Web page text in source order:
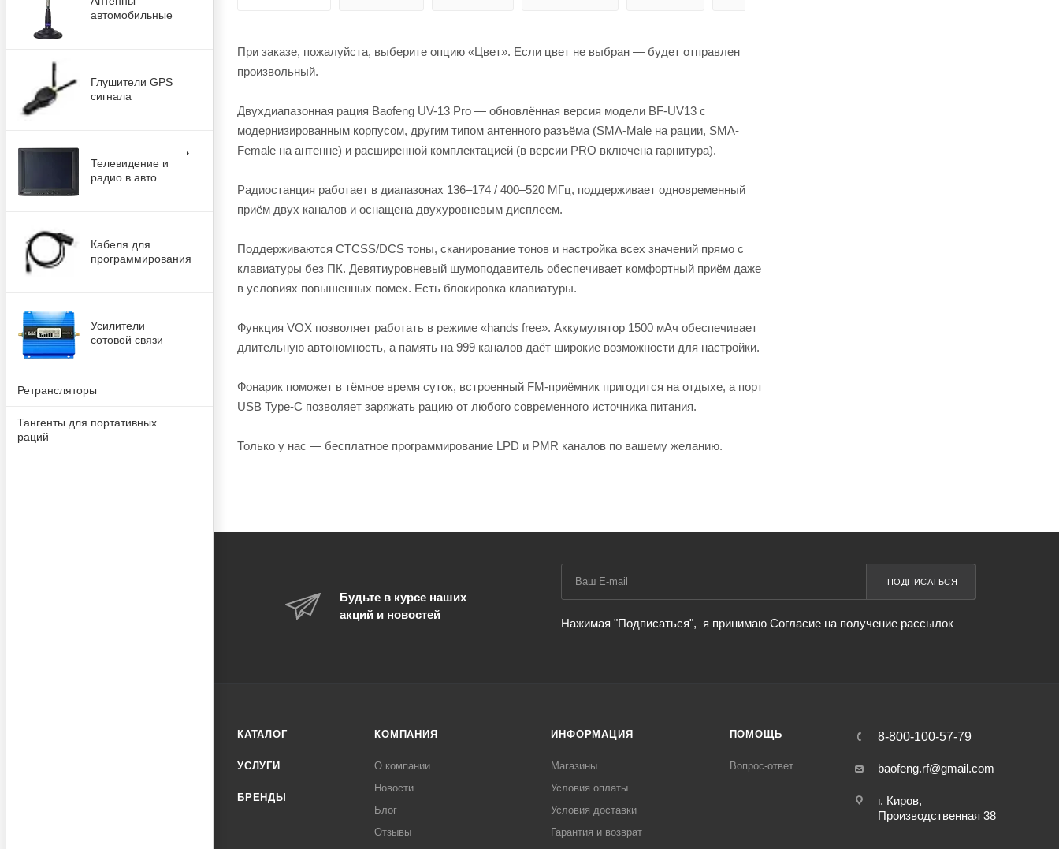
автомобильные
Глушители GPS
сигнала
Телевидение и
радио в авто
Кабеля для
программирования
Усилители
сотовой связи
Ретрансляторы
Тангенты для портативных
раций
При заказе, пожалуйста, выберите опцию «Цвет». Если цвет не выбран — будет отправлен
произвольный.
Двухдиапазонная рация Baofeng UV-13 Pro — обновлённая версия модели BF-UV13 с
модернизированным корпусом, другим типом антенного разъёма (SMA-Male на рации, SMA-
Female на антенне) и расширенной комплектацией (в версии PRO включена гарнитура).
Радиостанция работает в диапазонах 136–174 / 400–520 МГц, поддерживает одновременный
приём двух каналов и оснащена двухуровневым дисплеем.
Поддерживаются CTCSS/DCS тоны, сканирование тонов и настройка всех значений прямо с
клавиатуры без ПК. Девятиуровневый шумоподавитель обеспечивает комфортный приём даже
в условиях повышенных помех. Есть блокировка клавиатуры.
Функция VOX позволяет работать в режиме «hands free». Аккумулятор 1500 мАч обеспечивает
длительную автономность, а память на 999 каналов даёт широкие возможности для настройки.
Фонарик поможет в тёмное время суток, встроенный FM-приёмник пригодится на отдыхе, а порт
USB Type-C позволяет заряжать рацию от любого современного источника питания.
Только у нас — бесплатное программирование LPD и PMR каналов по вашему желанию.
Будьте в курсе наших
акций и новостей
ПОДПИСАТЬСЯ
Нажимая "Подписаться", я принимаю Согласие на получение рассылок
КАТАЛОГ
УСЛУГИ
БРЕНДЫ
КОМПАНИЯ
О компании
Новости
Блог
Отзывы
ИНФОРМАЦИЯ
Магазины
Условия оплаты
Условия доставки
Гарантия и возврат
ПОМОЩЬ
Вопрос-ответ
8-800-100-57-79
baofeng.rf@gmail.com
г. Киров,
Производственная 38